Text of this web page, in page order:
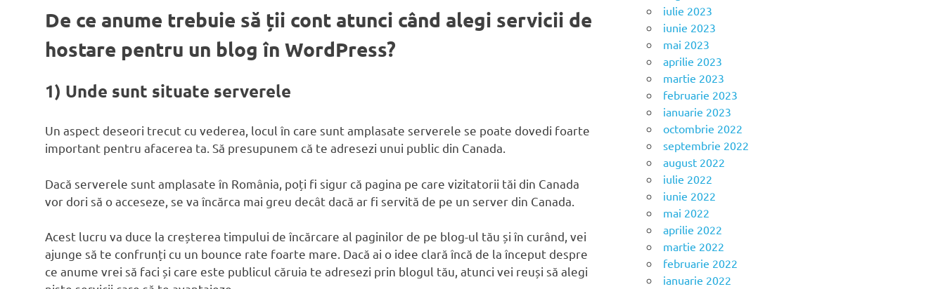
De ce anume trebuie să ții cont atunci când alegi servicii de
hostare pentru un blog în WordPress?
1) Unde sunt situate serverele
Un aspect deseori trecut cu vederea, locul în care sunt amplasate serverele se poate dovedi foarte
important pentru afacerea ta. Să presupunem că te adresezi unui public din Canada.
Dacă serverele sunt amplasate în România, poți fi sigur că pagina pe care vizitatorii tăi din Canada
vor dori să o acceseze, se va încărca mai greu decât dacă ar fi servită de pe un server din Canada.
Acest lucru va duce la creșterea timpului de încărcare al paginilor de pe blog-ul tău și în curând, vei
ajunge să te confrunți cu un bounce rate foarte mare. Dacă ai o idee clară încă de la început despre
ce anume vrei să faci și care este publicul căruia te adresezi prin blogul tău, atunci vei reuși să alegi
iulie 2023
iunie 2023
mai 2023
aprilie 2023
martie 2023
februarie 2023
ianuarie 2023
octombrie 2022
septembrie 2022
august 2022
iulie 2022
iunie 2022
mai 2022
aprilie 2022
martie 2022
februarie 2022
ianuarie 2022